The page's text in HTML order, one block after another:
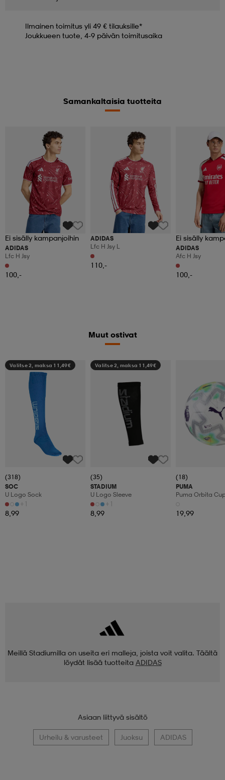
Ilmainen toimitus yli 49 € tilauksille*
Joukkueen tuote, 4-9 päivän toimitusaika
Samankaltaisia tuotteita
Ei sisälly kampanjoihin
ADIDAS
Lfc H Jsy
100,-
ADIDAS
Lfc H Jsy L
110,-
Ei sisälly
ADIDAS
Afc H Jsy
100,-
Muut ostivat
Valitse 2, maksa 11,49€
(318)
SOC
U Logo Sock
+1
8,99
Valitse 2, maksa 11,49€
(35)
STADIUM
U Logo Sleeve
+1
8,99
(18)
PUMA
Puma Orbita
19,99
Meillä Stadiumilla on useita eri malleja, joista voit valita. Täältä
löydät lisää tuotteita ADIDAS
Asiaan liittyvä sisältö
Urheilu & varusteet Juoksu ADIDAS